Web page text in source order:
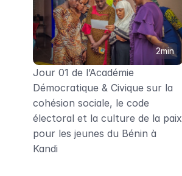
2min
Jour 01 de l’Académie
Démocratique & Civique sur la
cohésion sociale, le code
électoral et la culture de la paix
pour les jeunes du Bénin à
Kandi